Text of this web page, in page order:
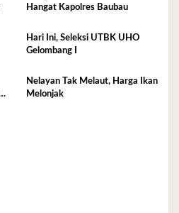
Hangat Kapolres Baubau
Hari Ini, Seleksi UTBK UHO
Gelombang I
Nelayan Tak Melaut, Harga Ikan
Melonjak